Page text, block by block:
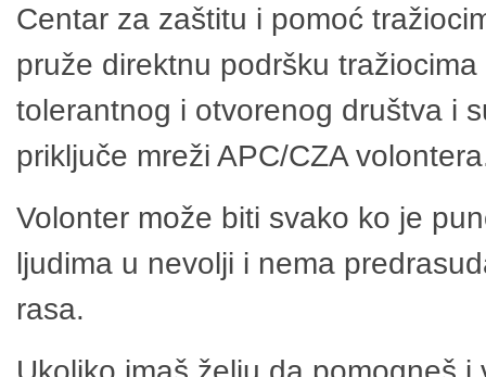
Centar za zaštitu i pomoć
pruže direktnu podršku
tolerantnog i otvorenog društva i
priključe mreži APC/CZA
Volonter može biti svako ko je
ljudima u nevolji i nema
rasa.